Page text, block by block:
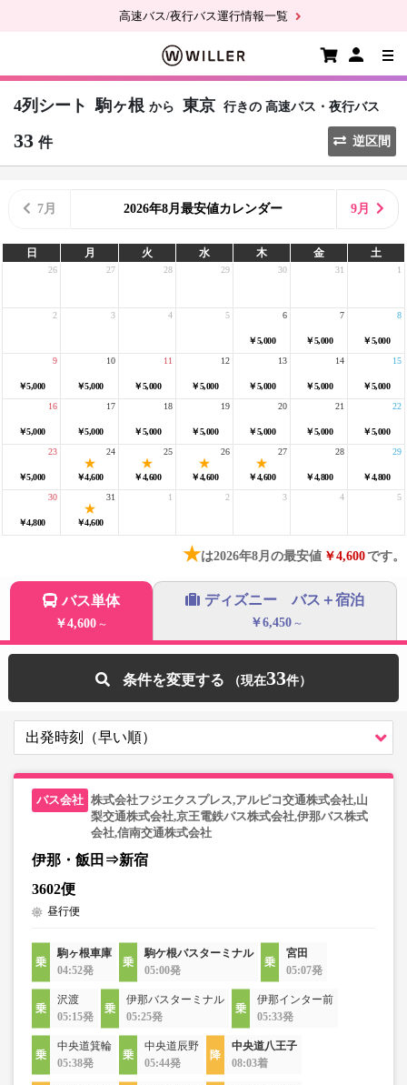
高速バス/夜行バス運行情報一覧
4列シート 駒ヶ根 から 東京 行きの 高速バス・夜行バス
33 件 逆区間
7月 2026年8月最安値カレンダー 9月
日 月 火 水 木 金 土
26 27 28 29 30 31 1
2 3 4 5
￥5,000
6
￥5,000
7
￥5,000
8
￥5,000
9
￥5,000
10
￥5,000
11
￥5,000
12
￥5,000
13
￥5,000
14
￥5,000
15
￥5,000
16
￥5,000
17
￥5,000
18
￥5,000
19
￥5,000
20
￥5,000
21
￥5,000
22
￥5,000
23
￥4,600
24
￥4,600
25
￥4,600
26
￥4,600
27
￥4,800
28
￥4,800
29
￥4,800
30
￥4,600
31 1 2 3 4 5
★は2026年8月の最安値 ￥4,600です。
バス単体
￥4,600 ～
ディズニー バス＋宿泊
￥6,450 ～
条件を変更する 33
株式会社フジエクスプレス,アルピコ交通株式会社,山
梨交通株式会社,京王電鉄バス株式会社,伊那バス株式
会社,信南交通株式会社
伊那・飯田⇒新宿
3602便
昼行便
駒ヶ根車庫
04:52発
駒ケ根バスターミナル
05:00発
宮田
05:07発
沢渡
05:15発
伊那バスターミナル
05:25発
伊那インター前
05:33発
中央道箕輪
05:38発
中央道辰野
05:44発
中央道八王子
08:03着